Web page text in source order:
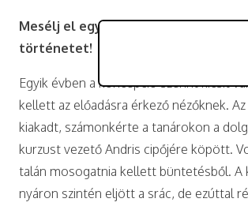
Mesélj el egy számodra különleges
történetet!
Egyik évben a koncepció szerint kicsit
kellett az előadásra érkező nézőknek.
kiakadt, számonkérte a tanárokon a
kurzust vezető Andris cipőjére köpött.
talán mosogatnia kellett büntetésből. A
nyáron szintén eljött a srác, de ezúttal